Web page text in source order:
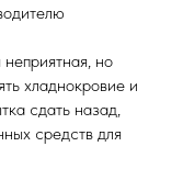
но
хладнокровие и
сдать назад,
средств для